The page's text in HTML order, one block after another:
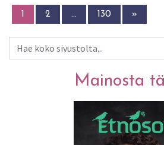
1 2 … 130 »
Haku
Mainosta